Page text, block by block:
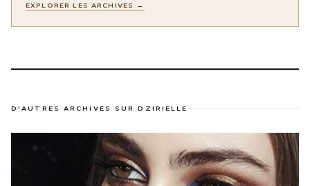
EXPLORER LES ARCHIVES →
D'AUTRES ARCHIVES SUR DZIRIELLE